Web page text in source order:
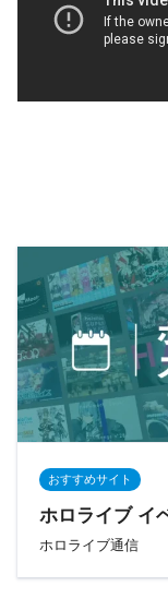
おすすめサイト
ホロライブ イ
ホロライブ通信